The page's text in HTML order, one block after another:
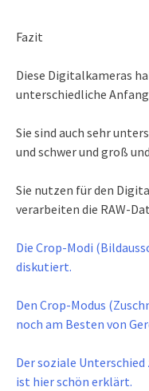
Fazit
Diese Digitalkameras
unterschiedliche
Sie sind auch sehr
und schwer und groß
Sie nutzen für den
verarbeiten die RAW-
Die Crop-Modi
diskutiert.
Den Crop-Modus
noch am Besten von
Der soziale Unterschied
ist hier schön erklärt.